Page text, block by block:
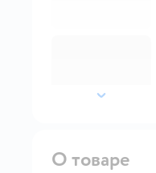
далее
О товаре